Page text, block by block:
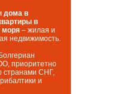
дома в
в
моря – жилая и
недвижимость.
приоритетно
странами СНГ,
и